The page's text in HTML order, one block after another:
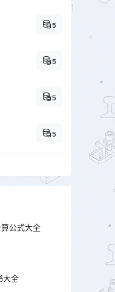
5
5
5
5
公式大全
大全